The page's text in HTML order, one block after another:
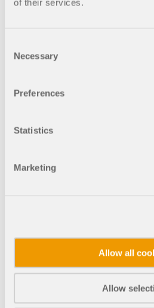
of their services.
Selection
Necessary
Preferences
Statistics
Marketing
Allow all
Allow
Analiza spektrum odpowiedzi RFEM
Naprawdę lubię oglądać
oprogramowania RFEM.
programów tak wydajnych i
W zaledwie kilka tygodni program
analizę niezwykłych konstrukcji,
rozumiem, dlaczego wszyscy nie
oprogramowania Dlubal? Daje to
przewagę nad konkurencją.